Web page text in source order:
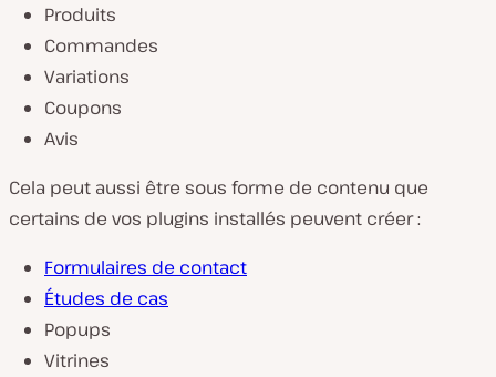
Produits
Commandes
Variations
Coupons
Avis
Cela peut aussi être sous forme de contenu que
certains de vos plugins installés peuvent créer :
Formulaires de contact
Études de cas
Popups
Vitrines